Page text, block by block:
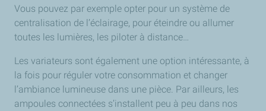
Vous pouvez par exemple opter pour un système de
centralisation de l’éclairage, pour éteindre ou allumer
toutes les lumières, les piloter à distance…
Les variateurs sont également une option intéressante, à
la fois pour réguler votre consommation et changer
l’ambiance lumineuse dans une pièce. Par ailleurs, les
ampoules connectées s’installent peu à peu dans nos